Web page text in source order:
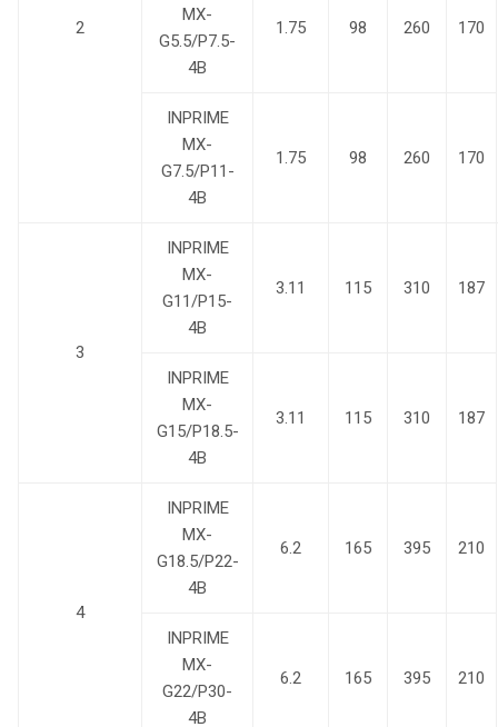
2
MX-
G5.5/P7.5-
4B
1.75 98 260 170
INPRIME
MX-
G7.5/P11-
4B
1.75 98 260 170
3
INPRIME
MX-
G11/P15-
4B
3.11 115 310 187
INPRIME
MX-
G15/P18.5-
4B
3.11 115 310 187
4
INPRIME
MX-
G18.5/P22-
4B
6.2 165 395 210
INPRIME
MX-
G22/P30-
4B
6.2 165 395 210